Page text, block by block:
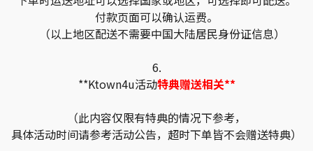
付款页面可以确认运费。
（以上地区配送不需要中国大陆居民身份证信息）
6.
**Ktown4u活动特典赠送相关**
（此内容仅限有特典的情况下参考，
具体活动时间请参考活动公告，超时下单皆不会赠送特典）